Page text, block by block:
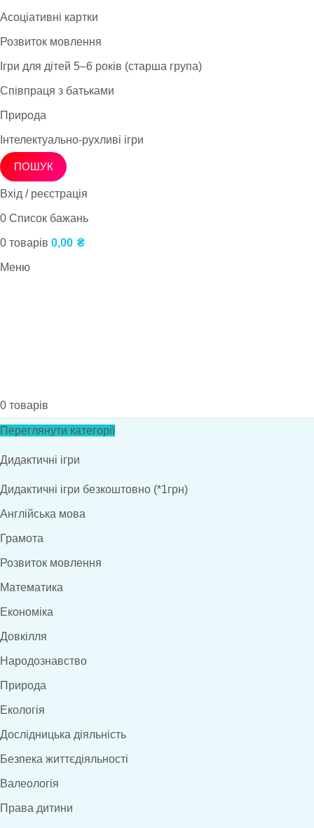
Асоціативні картки
Розвиток мовлення
Ігри для дітей 5–6 років (старша група)
Співпраця з батьками
Природа
Інтелектуально-рухливі ігри
ПОШУК
Вхід / реєстрація
0 Список бажань
0 товарів 0,00 ₴
Меню
0 товарів
Переглянути категорії
Дидактичні ігри
Дидактичні ігри безкоштовно (*1грн)
Англійська мова
Грамота
Розвиток мовлення
Математика
Економіка
Довкілля
Народознавство
Природа
Екологія
Дослідницька діяльність
Безпека життєдіяльності
Валеологія
Права дитини